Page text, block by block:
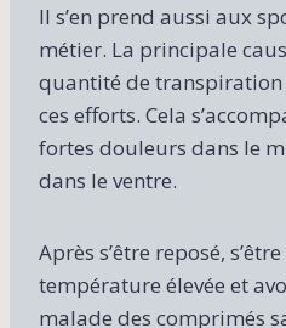
t
u
e
n
l
s
p
e
r
Il s’en prend aussi aux
métier. La principale
quantité de transpiration
ces efforts. Cela
fortes douleurs dans le
dans le ventre.
Après s’être reposé,
température élevée et
malade des comprimés